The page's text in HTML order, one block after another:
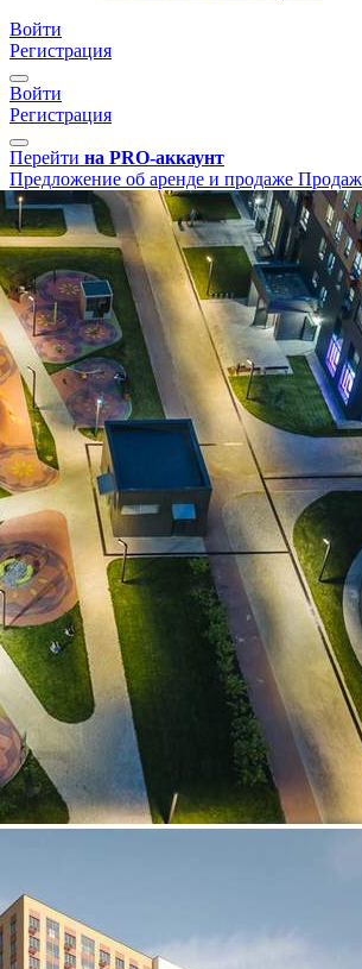
Войти
Регистрация
Войти
Регистрация
Перейти на PRO-аккаунт
Предложение об аренде и продаже
105082 - Г. ВИДНОЕ,
ПОСЕЛОК БИТЦА,